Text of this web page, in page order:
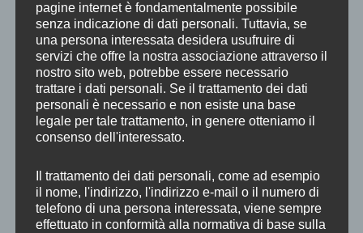
Barcarolle
Scherzo
Chanson Russe
Valse
Romance
Slava (Gloria)
pagine internet è fondamentalmente possibile
senza indicazione di dati personali. Tuttavia, se
una persona interessata desidera usufruire di
servizi che offre la nostra associazione attraverso il
nostro sito web, potrebbe essere necessario
trattare i dati personali. Se il trattamento dei dati
personali è necessario e non esiste una base
legale per tale trattamento, in genere otteniamo il
consenso dell'interessato.
Il trattamento dei dati personali, come ad esempio
il nome, l'indirizzo, l'indirizzo e-mail o il numero di
telefono di una persona interessata, viene sempre
effettuato in conformità alla normativa di base sulla